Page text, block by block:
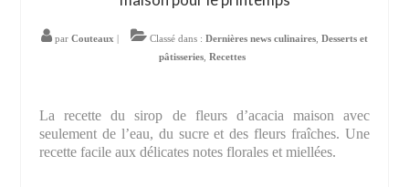
par Couteaux Classé dans : Dernières news culinaires Desserts et
pâtisseries Recettes
La recette du sirop de fleurs d’acacia maison avec
seulement de l’eau, du sucre et des fleurs fraîches. Une
recette facile aux délicates notes florales et miellées.